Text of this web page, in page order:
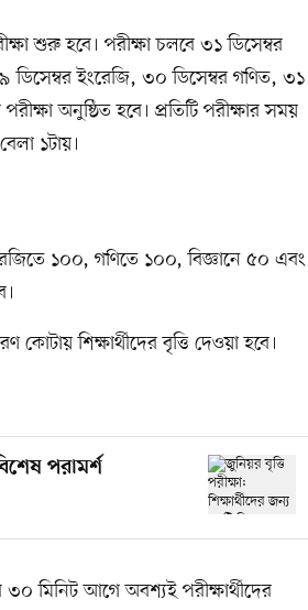
শুরু হবে। পরীক্ষা চলবে ৩১ ডিসেম্বর
ডিসেম্বর ইংরেজি, ৩০ ডিসেম্বর গণিত, ৩১
অনুষ্ঠিত হবে। প্রতিটি পরীক্ষার সময়
১টায়।
১০০, গণিতে ১০০, বিজ্ঞানে ৫০ এবং
শিক্ষার্থীদের বৃত্তি দেওয়া হবে।
পরামর্শ
মিনিট আগে অবশ্যই পরীক্ষার্থীদের